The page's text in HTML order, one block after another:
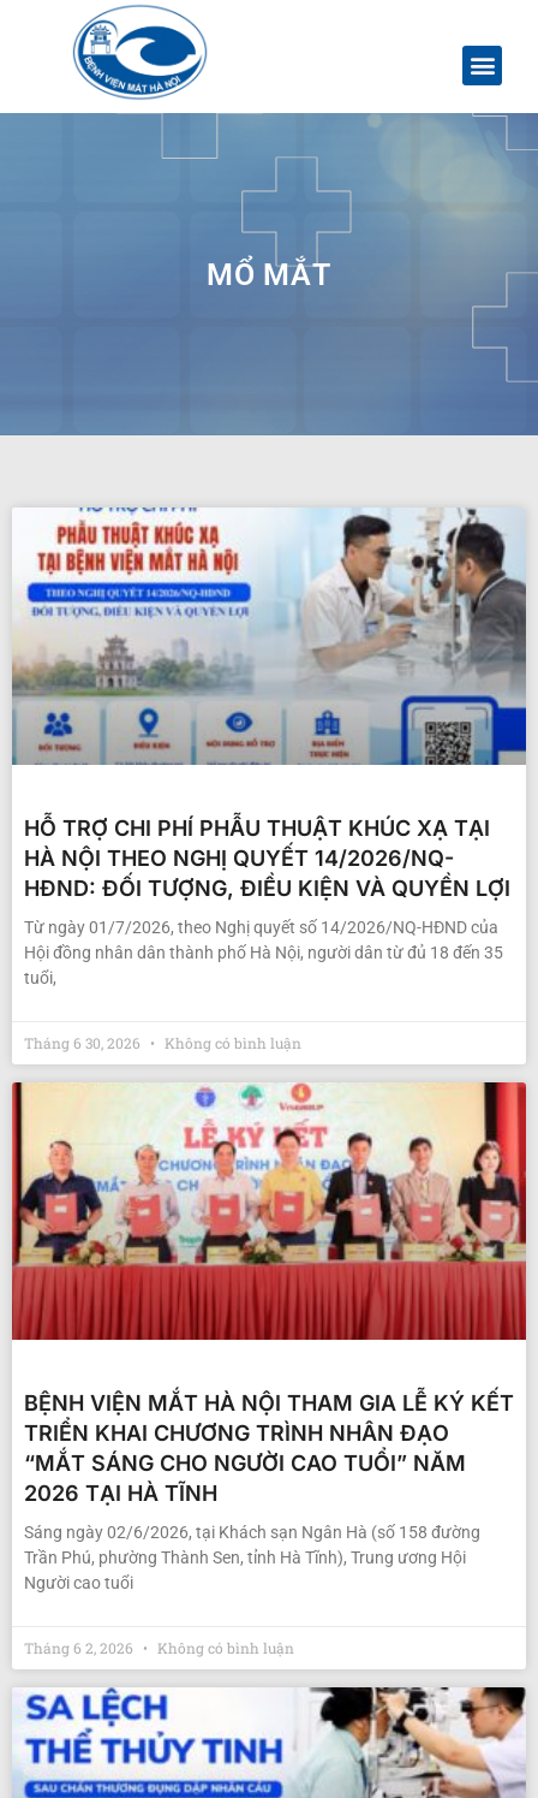
MỔ MẮT
HỖ TRỢ CHI PHÍ PHẪU THUẬT KHÚC XẠ TẠI
HÀ NỘI THEO NGHỊ QUYẾT 14/2026/NQ-
HĐND: ĐỐI TƯỢNG, ĐIỀU KIỆN VÀ QUYỀN LỢI
Từ ngày 01/7/2026, theo Nghị quyết số 14/2026/NQ-HĐND của
Hội đồng nhân dân thành phố Hà Nội, người dân từ đủ 18 đến 35
tuổi,
Tháng 6 30, 2026 Không có bình luận
BỆNH VIỆN MẮT HÀ NỘI THAM GIA LỄ KÝ KẾT
TRIỂN KHAI CHƯƠNG TRÌNH NHÂN ĐẠO
“MẮT SÁNG CHO NGƯỜI CAO TUỔI” NĂM
2026 TẠI HÀ TĨNH
Sáng ngày 02/6/2026, tại Khách sạn Ngân Hà (số 158 đường
Trần Phú, phường Thành Sen, tỉnh Hà Tĩnh), Trung ương Hội
Người cao tuổi
Tháng 6 2, 2026 Không có bình luận